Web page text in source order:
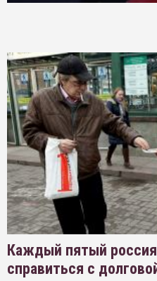
Каждый пятый
справиться с